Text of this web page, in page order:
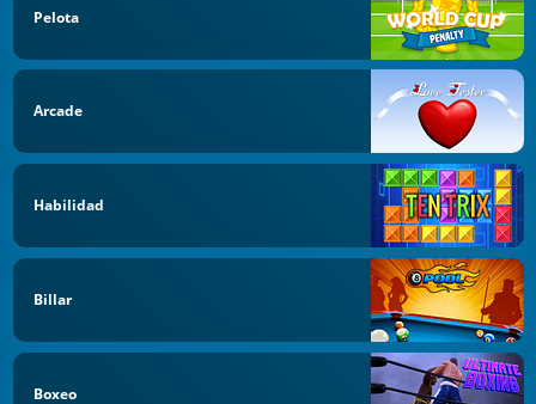
Pelota
Arcade
Habilidad
Billar
Boxeo